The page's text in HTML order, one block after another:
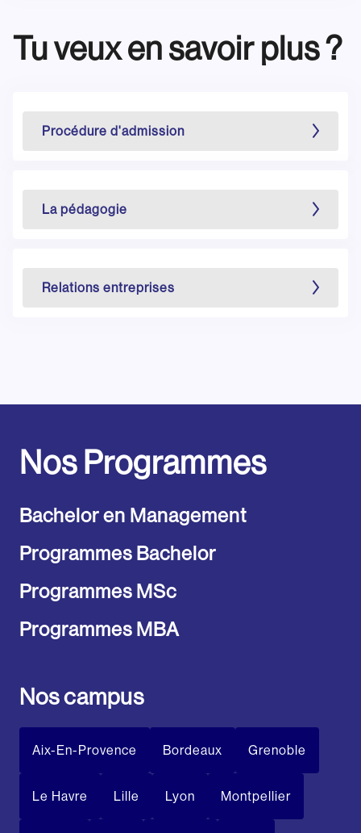
Tu veux en savoir plus ?
Procédure d'admission
La pédagogie
Relations entreprises
Nos Programmes
Bachelor en Management
Programmes Bachelor
Programmes MSc
Programmes MBA
Nos campus
Aix-En-Provence Bordeaux Grenoble
Le Havre Lille Lyon Montpellier